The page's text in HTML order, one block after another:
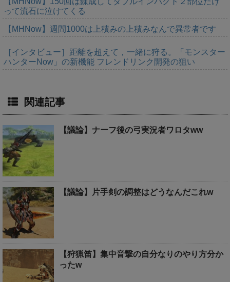
って流石に泣けてくる
【MHNow】週間1000は上積みの上積みなんで異常者です
［インタビュー］距離を超えて，一緒に狩る。「モンスター
ハンターNow」の新機能 フレンドリンク開発の狙い
関連記事
【議論】ナーフ後の弓実況者ワロタww
【議論】片手剣の調整はどうなんだこれw
【狩猟笛】集中音撃の自分なりのやり方分か
ったw